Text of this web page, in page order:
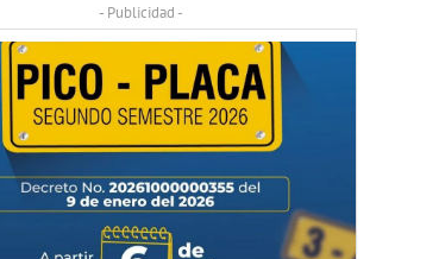
- Publicidad -